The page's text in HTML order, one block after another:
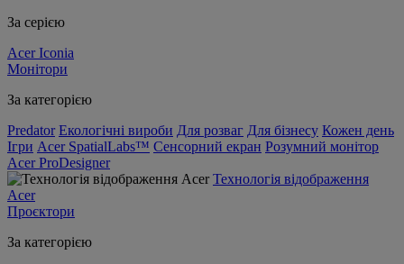
За серією
Acer Iconia
Монітори
За категорією
Predator Екологічні вироби Для розваг Для бізнесу Кожен день
Ігри Acer SpatialLabs™ Сенсорний екран Розумний монітор
Acer ProDesigner
Технологія відображення
Acer
Проєктори
За категорією